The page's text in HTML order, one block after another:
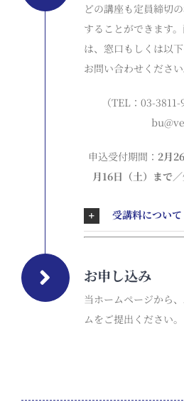
どの講座も定員締切
することができます
は、窓口もしくは以
お問い合わせください
（TEL：03-
申込受付期間： 2月
月16日（土）まで
受講料について
お申し込み
当ホームページから
ムをご提出ください。